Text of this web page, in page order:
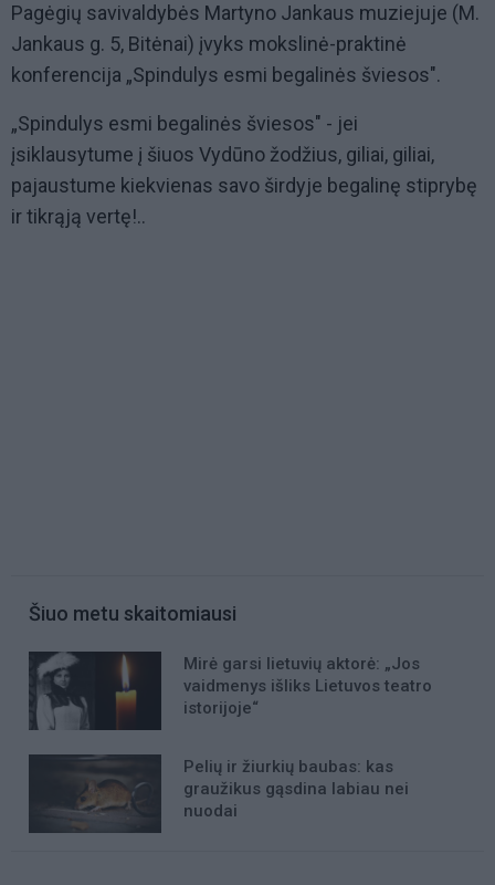
Pagėgių savivaldybės Martyno Jankaus muziejuje (M.
Jankaus g. 5, Bitėnai) įvyks mokslinė-praktinė
konferencija „Spindulys esmi begalinės šviesos".
„Spindulys esmi begalinės šviesos" - jei
įsiklausytume į šiuos Vydūno žodžius, giliai, giliai,
pajaustume kiekvienas savo širdyje begalinę stiprybę
ir tikrąją vertę!..
Šiuo metu skaitomiausi
Mirė garsi lietuvių aktorė: „Jos
vaidmenys išliks Lietuvos teatro
istorijoje“
Pelių ir žiurkių baubas: kas
graužikus gąsdina labiau nei
nuodai